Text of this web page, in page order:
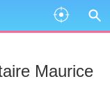
Maurice